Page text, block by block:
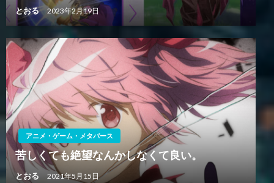
とおる 2023年2月19日
アニメ・ゲーム・メタバース
苦しくても絶望なんかしなくて良い。
とおる 2021年5月15日